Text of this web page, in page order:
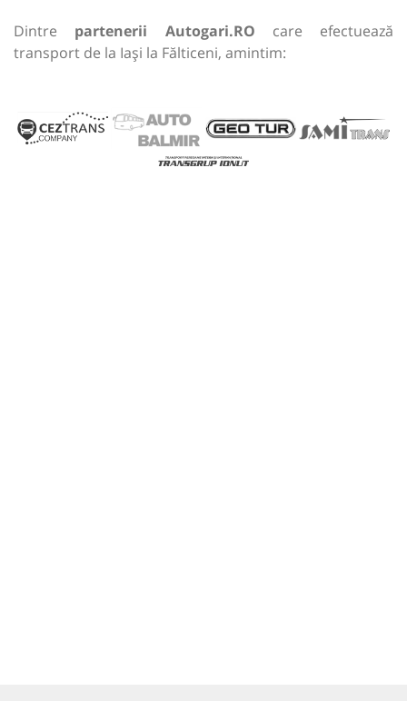
Dintre partenerii Autogari.RO care efectuează
transport de la Iași la Fălticeni, amintim: